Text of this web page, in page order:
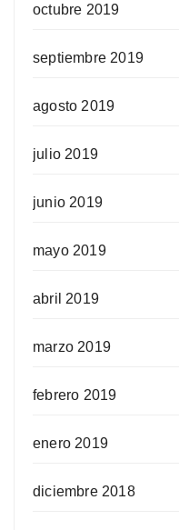
octubre 2019
septiembre 2019
agosto 2019
julio 2019
junio 2019
mayo 2019
abril 2019
marzo 2019
febrero 2019
enero 2019
diciembre 2018